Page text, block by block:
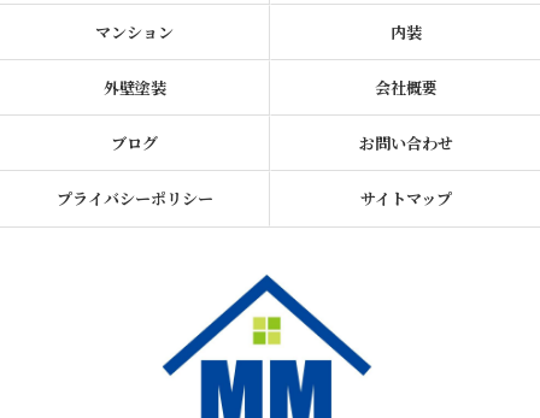
マンション 内装
外壁塗装 会社概要
ブログ お問い合わせ
プライバシーポリシー サイトマップ